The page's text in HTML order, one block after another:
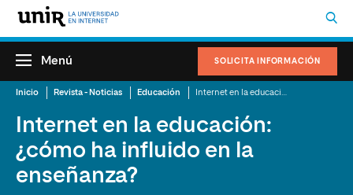
SOLICITA INFORMACIÓN
Menú
Inicio Revista - Noticias Educación
Internet en la educación:
¿cómo ha influido en la
enseñanza?